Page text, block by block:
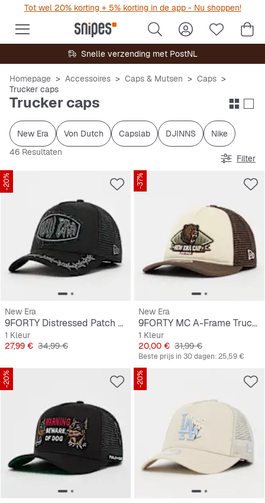
Tot wel 20% korting + 5% korting in de app - Nu shoppen!
Snelle verzending met PostNL
Homepage Accessoires Caps & Mutsen
Caps
Trucker caps
Trucker caps
New Era Von Dutch Capslab DJINNS
Nike
46 Resultaten
Filter
-20%
New Era
9FORTY Distressed Patch E-Frame
1 Kleur
Prijs
27,99 € Originele Prijs
34,99 €
-37%
New Era
9FORTY MC A-Frame Trucker New Era Graphic
1 Kleur
Prijs
20,00 € Originele Prijs
31,99 €
Beste prijs in 30 dagen:25,59 €
-20% -20%